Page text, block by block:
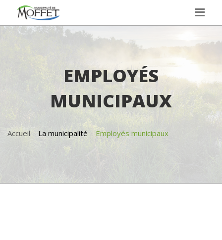
EMPLOYÉS
MUNICIPAUX
Accueil La municipalité Employés municipaux